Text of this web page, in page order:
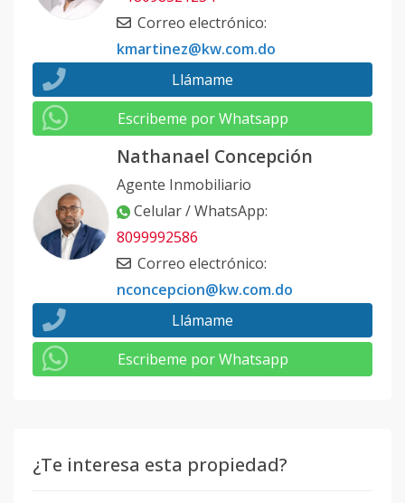
Correo electrónico:
kmartinez@kw.com.do
Llámame
Escribeme por Whatsapp
Nathanael Concepción
Agente Inmobiliario
Celular / WhatsApp:
8099992586
Correo electrónico:
nconcepcion@kw.com.do
Llámame
Escribeme por Whatsapp
¿Te interesa esta propiedad?